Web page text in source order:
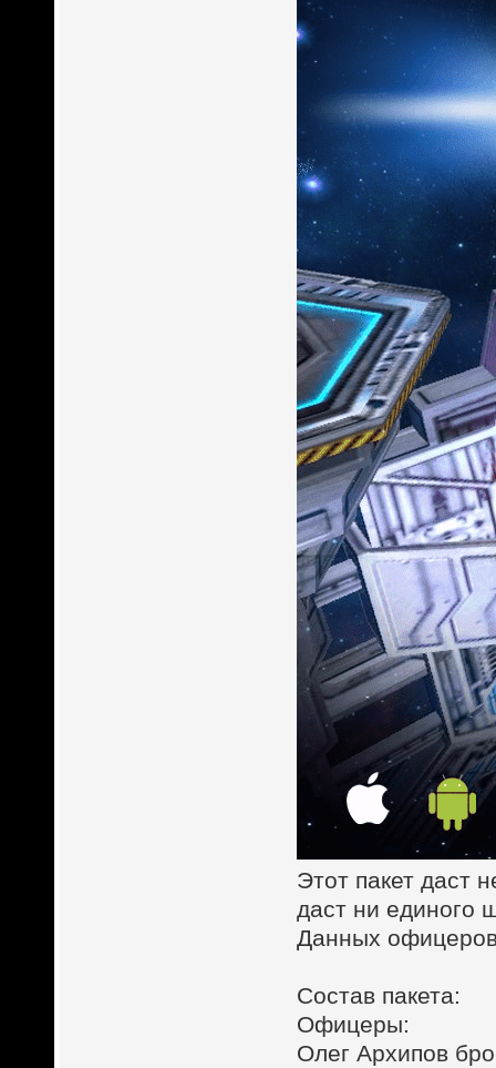
Этот пакет даст
даст ни единого
Данных
Состав пакета:
Офицеры:
Олег Архипов